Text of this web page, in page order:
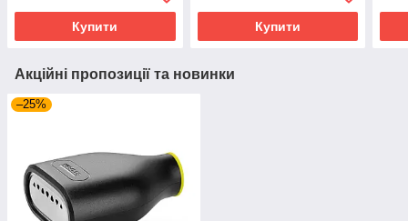
Купити Купити
Акційні пропозиції та новинки
–25%